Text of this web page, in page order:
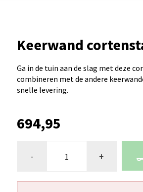
Keerwand
Ga in de tuin aan de slag met deze
combineren met de andere
snelle levering.
694,95
- +